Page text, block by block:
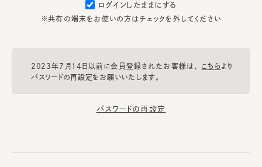
ログインしたままにする
※共有の端末をお使いの方はチェックを外してください
2023年7月14日以前に会員登録されたお客様は、 こちらより
パスワードの再設定をお願いいたします。
パスワードの再設定